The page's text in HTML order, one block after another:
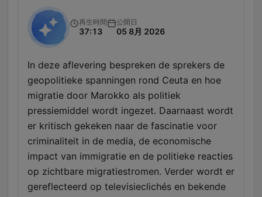
再生時間
37:13
公開日
05 8月 2026
In deze aflevering bespreken de sprekers de
geopolitieke spanningen rond Ceuta en hoe
migratie door Marokko als politiek
pressiemiddel wordt ingezet. Daarnaast wordt
er kritisch gekeken naar de fascinatie voor
criminaliteit in de media, de economische
impact van immigratie en de politieke reacties
op zichtbare migratiestromen. Verder wordt er
gereflecteerd op televisieclichés en bekende